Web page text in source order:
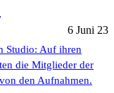
6 Juni 23
Studio: Auf ihren
die Mitglieder der
den Aufnahmen.